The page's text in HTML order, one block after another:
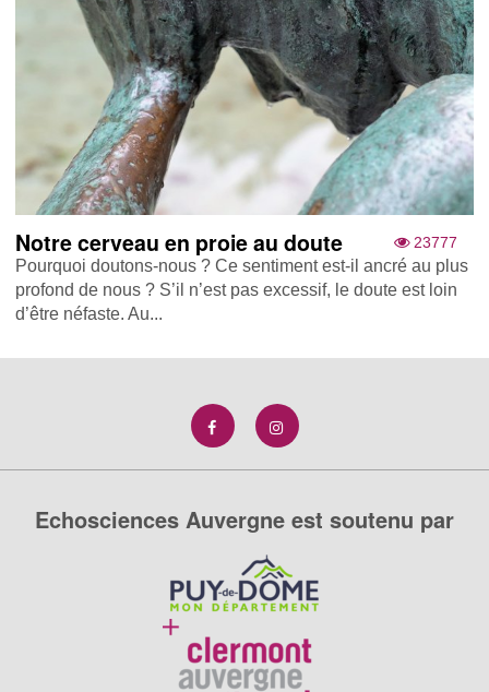
23777
Notre cerveau en proie au doute
Pourquoi doutons-nous ? Ce sentiment est-il ancré au plus
profond de nous ? S’il n’est pas excessif, le doute est loin
d’être néfaste. Au...
Echosciences Auvergne est soutenu par